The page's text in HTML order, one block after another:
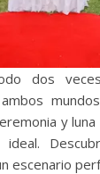
y
ideal.
escenario